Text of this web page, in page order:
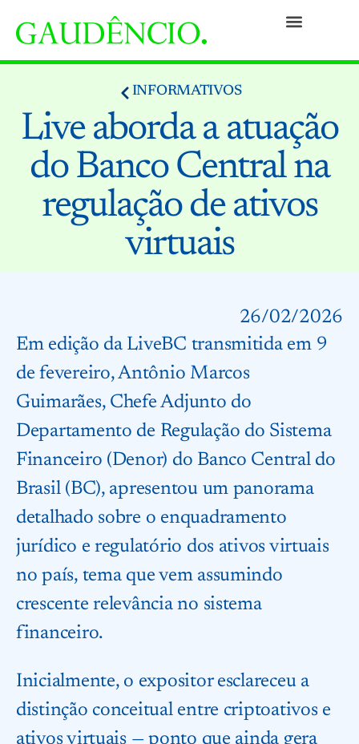
INFORMATIVOS
Live aborda a atuação
do Banco Central na
regulação de ativos
virtuais
26/02/2026
Em edição da LiveBC transmitida em 9
de fevereiro, Antônio Marcos
Guimarães, Chefe Adjunto do
Departamento de Regulação do Sistema
Financeiro (Denor) do Banco Central do
Brasil (BC), apresentou um panorama
detalhado sobre o enquadramento
jurídico e regulatório dos ativos virtuais
no país, tema que vem assumindo
crescente relevância no sistema
financeiro.
Inicialmente, o expositor esclareceu a
distinção conceitual entre criptoativos e
ativos virtuais — ponto que ainda gera